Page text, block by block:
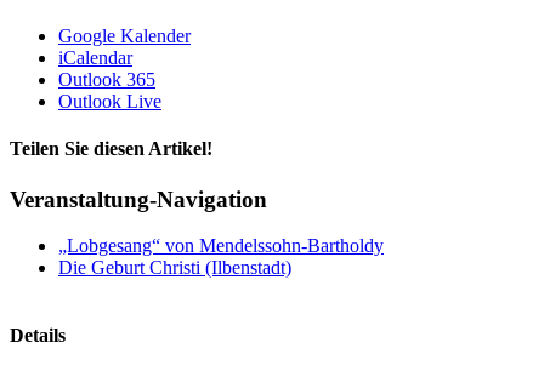
Google Kalender
iCalendar
Outlook 365
Outlook Live
Teilen Sie diesen Artikel!
Facebook
X
LinkedIn
Tumblr
Pinterest
E-
Veranstaltung-Navigation
„Lobgesang“ von Mendelssohn-Bartholdy
Die Geburt Christi (Ilbenstadt)
Details